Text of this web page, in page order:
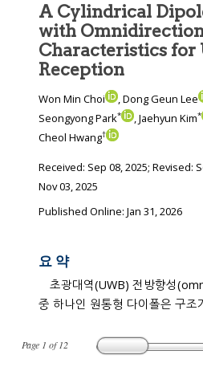
Page 1 of12
A Cylindrical
with
Characteristics for
Reception
Won Min Choi , Dong Geun Lee
Seongyong Park* , Jaehyun Kim*
Cheol Hwang†
Received: Sep 08, 2025; Revised:
Nov 03, 2025
Published Online: Jan 31, 2026
요 약
초광대역(UWB) 전방향성
중 하나인 원통형 다이폴은 구조